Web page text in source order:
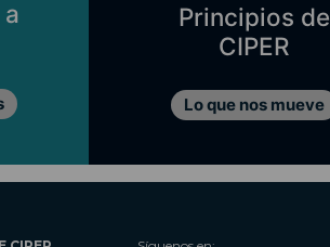
Principios de
CIPER
Lo que nos mueve